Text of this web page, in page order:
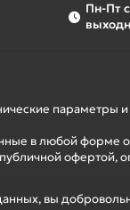
вы
Пн-Пт
параметры
в любой форме
офертой,